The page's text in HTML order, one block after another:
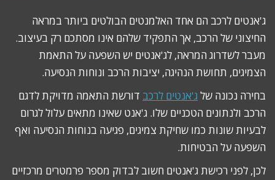
ג'אנטים לרכב הם אחד האלמנטים הבולטים ביותר במראה
החיצוני של הרכב, אך התפקיד שלהם אינו מסתכם רק בעיצוב.
מעבר לשדרוג המראה, לג'אנטים יש השפעה על התאמת
הצמיגים, תחושת הנהיגה, יציבות הרכב ונוחות הנסיעה.
בחירה נכונה של ג'אנטים לרכב דורשת התאמה מדויקת לדגם
הרכב ולנתונים הטכניים שלו. ג'אנט שאינו מתאים עלול לגרום
לבעיות שונות כמו שחיקת צמיגים, פגיעה בנוחות הנסיעה ואף
השפעה על הבטיחות.
לכן, לפני רכישת ג'אנטים חשוב לבדוק מספר פרמטרים מרכזיים